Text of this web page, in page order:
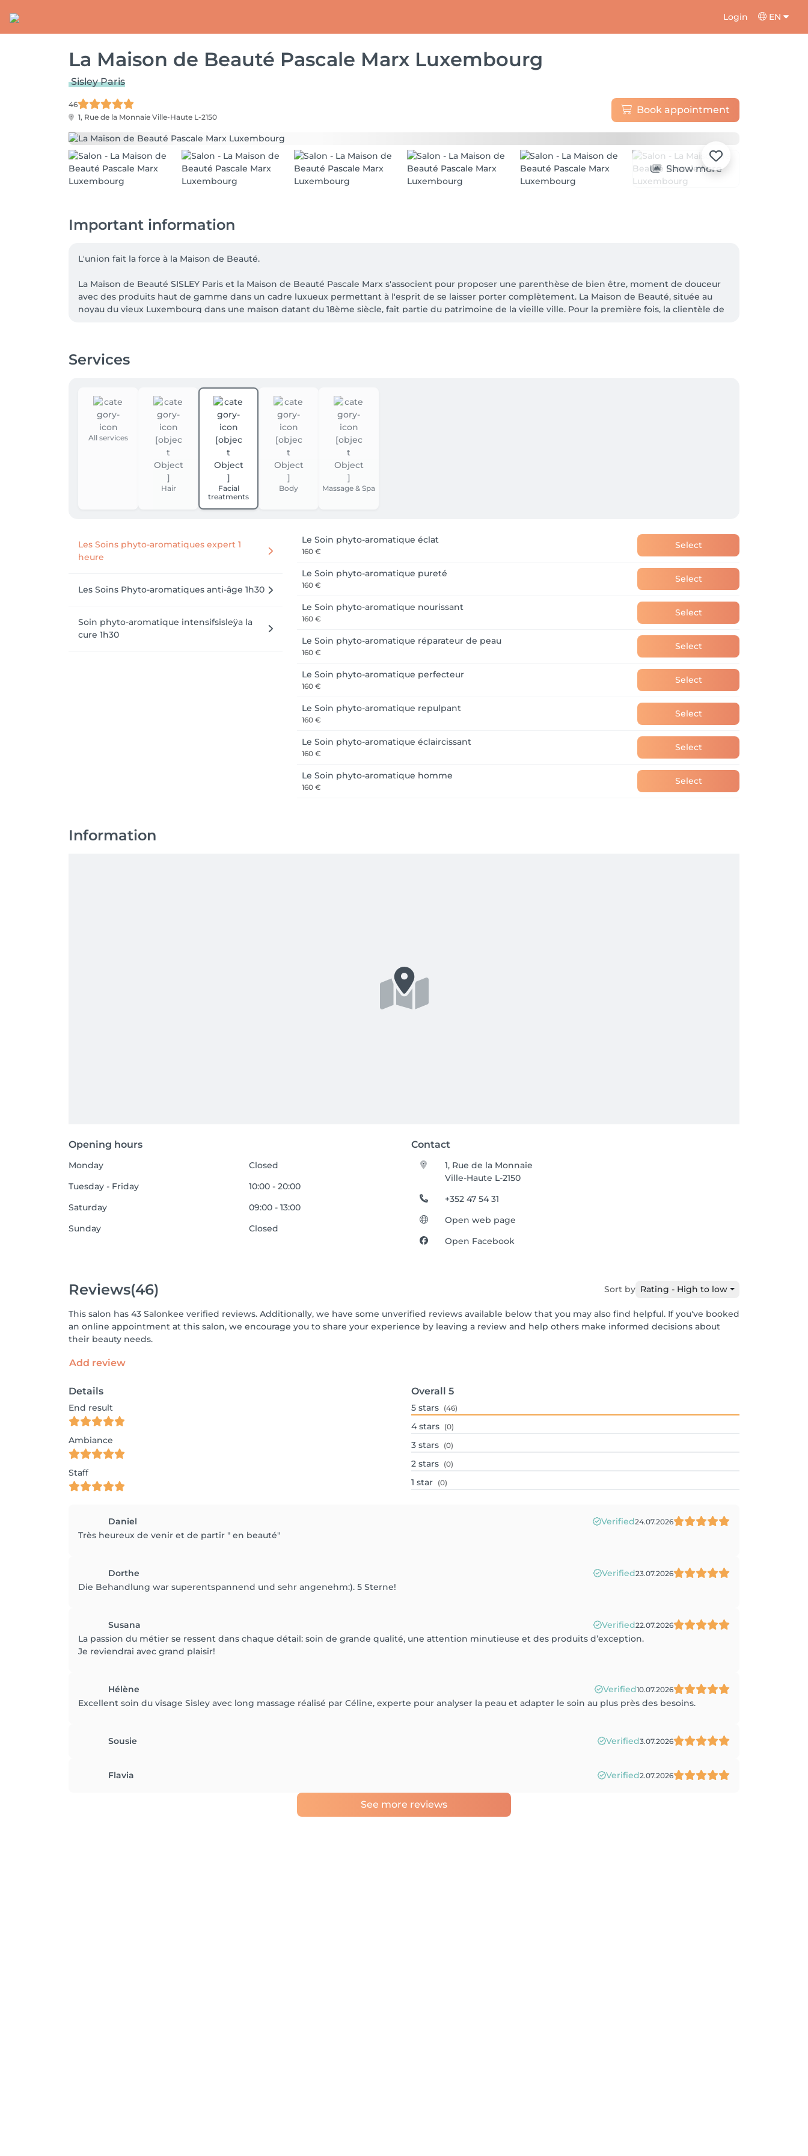
Login EN
La Maison de Beauté Pascale Marx Luxembourg
Sisley Paris
46
1, Rue de la Monnaie Ville-Haute L-2150
Book appointment
Show more
Important information
L'union fait la force à la Maison de Beauté.
La Maison de Beauté SISLEY Paris et la Maison de Beauté Pascale Marx s'associent pour proposer une parenthèse de bien être, moment de douceur
avec des produits haut de gamme dans un cadre luxueux permettant à l'esprit de se laisser porter complètement. La Maison de Beauté, située au
noyau du vieux Luxembourg dans une maison datant du 18ème siècle, fait partie du patrimoine de la vieille ville. Pour la première fois, la clientèle de
Services
All services
Hair
Facial
treatments
Body Massage & Spa
Les Soins phyto-aromatiques expert 1
heure
Les Soins Phyto-aromatiques anti-âge 1h30
Soin phyto-aromatique intensifsisleÿa la
cure 1h30
Le Soin phyto-aromatique éclat
160 €
Select
Le Soin phyto-aromatique pureté
160 €
Select
Le Soin phyto-aromatique nourissant
160 €
Select
Le Soin phyto-aromatique réparateur de peau
160 €
Select
Le Soin phyto-aromatique perfecteur
160 €
Select
Le Soin phyto-aromatique repulpant
160 €
Select
Le Soin phyto-aromatique éclaircissant
160 €
Select
Le Soin phyto-aromatique homme
160 €
Select
Information
Opening hours Contact
Monday
Closed
Tuesday - Friday
10:00 - 20:00
Saturday
09:00 - 13:00
Sunday
Closed
1, Rue de la Monnaie
Ville-Haute L-2150
+352 47 54 31
Open web page
Open Facebook
Reviews(46) Sort by Rating - High to low
This salon has 43 Salonkee verified reviews. Additionally, we have some unverified reviews available below that you may also find helpful. If you've booked
an online appointment at this salon, we encourage you to share your experience by leaving a review and help others make informed decisions about
their beauty needs.
Add review
Details
End result
Ambiance
Staff
Overall 5
5 stars (46)
4 stars (0)
3 stars (0)
2 stars (0)
1 star (0)
Daniel Verified24.07.2026
Très heureux de venir et de partir " en beauté"
Dorthe Verified23.07.2026
Die Behandlung war superentspannend und sehr angenehm:). 5 Sterne!
Susana Verified22.07.2026
La passion du métier se ressent dans chaque détail: soin de grande qualité, une attention minutieuse et des produits d’exception.
Je reviendrai avec grand plaisir!
Hélène Verified10.07.2026
Excellent soin du visage Sisley avec long massage réalisé par Céline, experte pour analyser la peau et adapter le soin au plus près des besoins.
Sousie Verified3.07.2026
Flavia Verified2.07.2026
See more reviews